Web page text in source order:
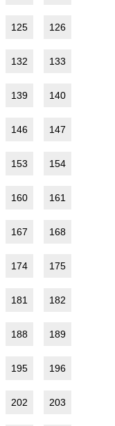
125 126
132 133
139 140
146 147
153 154
160 161
167 168
174 175
181 182
188 189
195 196
202 203